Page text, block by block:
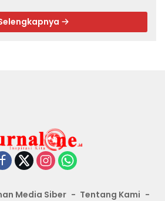
dan Perkebunan
Media Siber Tentang Kami